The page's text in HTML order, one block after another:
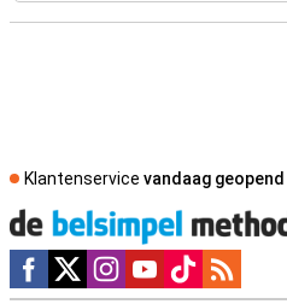
Klantenservice vandaag geopend
Social media